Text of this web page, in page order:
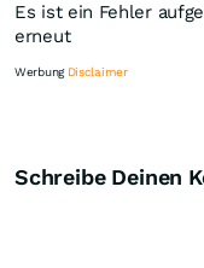
Es ist ein Fehler
erneut
Werbung Disclaimer
Schreibe Deinen